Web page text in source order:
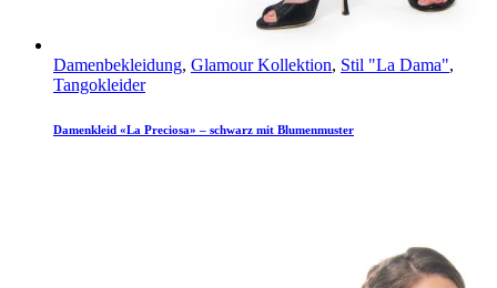
Damenbekleidung, Glamour Kollektion, Stil "La Dama",
Tangokleider
Damenkleid «La Preciosa» – schwarz mit Blumenmuster